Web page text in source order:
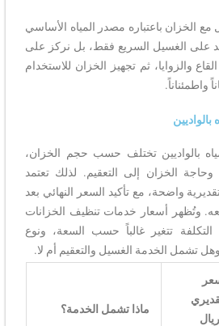
مع الخزان باعتباره مصدر المياه الأساسي
على الغسيل السريع فقط، بل نركز على
والزوايا، ثم تجهيز الخزان للاستخدام
واطمئناناً.
بالواديين تختلف حسب حجم الخزان،
الخزان إلى التعقيم. لذلك تعتمد
واضحة، مع تأكيد السعر النهائي بعد
وتُظهر أسعار خدمات تنظيف الخزانات
تتغير غالباً حسب السعة، ونوع
تشمل الخدمة الغسيل والتعقيم أم لا.
ماذا تشمل الخدمة؟